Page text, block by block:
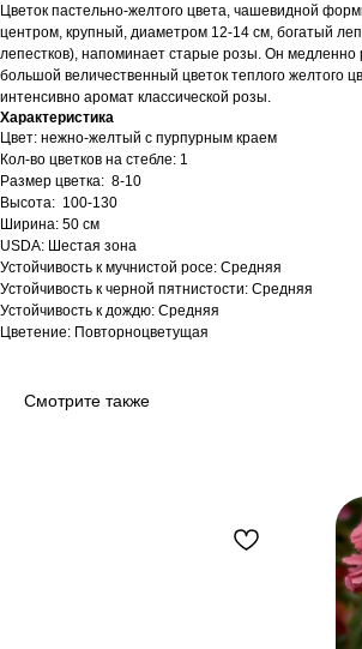
Цветок пастельно-желтого цвета, чашевидной
центром, крупный, диаметром 12-14 см, богатый
лепестков), напоминает старые розы. Он медленно
большой величественный цветок теплого желтого
интенсивно аромат классической розы.
Характеристика
Цвет: нежно-желтый с пурпурным краем
Кол-во цветков на стебле: 1
Размер цветка: 8-10
Высота: 100-130
Ширина: 50 см
USDA: Шестая зона
Устойчивость к мучнистой росе: Средняя
Устойчивость к черной пятнистости: Средняя
Устойчивость к дождю: Средняя
Цветение: Повторноцветущая
Смотрите также